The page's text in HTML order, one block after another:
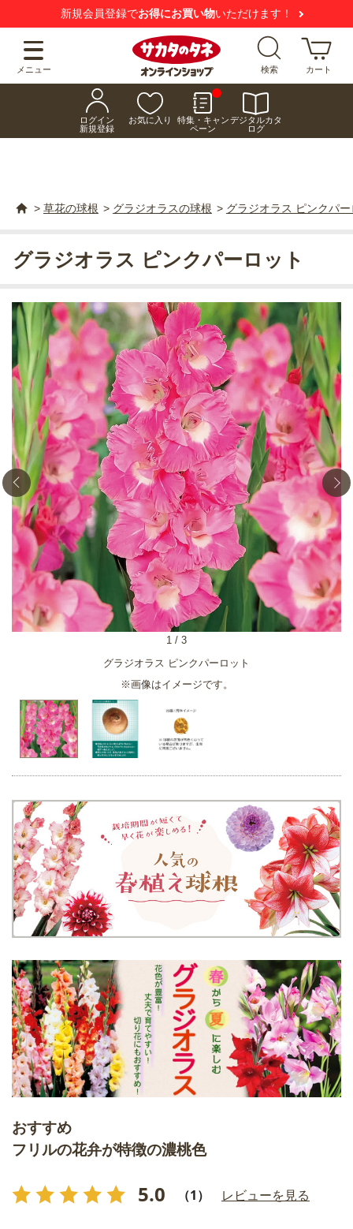
新規会員登録でお得にお買い物いただけます！
メニュー 検索 カート
ログイン
新規登録
お気に入り
特集・キャン
ペーン
デジタルカタ
ログ
> 草花の球根 > グラジオラスの球根 > グラジオラス ピンクパ
グラジオラス ピンクパーロット
※画像はイメージです。
1 / 3
グラジオラス ピンクパーロット
おすすめ
フリルの花弁が特徴の濃桃色
5.0 （1） レビューを見る